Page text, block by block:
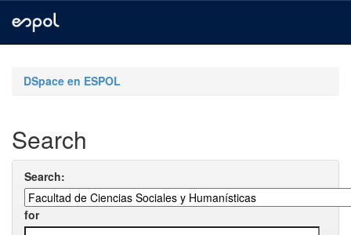
navigationDSpace en ESPOL
Search
Search:
for